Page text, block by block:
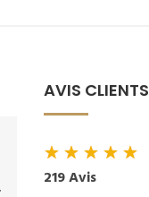
AVIS CLIENTS
★★★★★
219 Avis